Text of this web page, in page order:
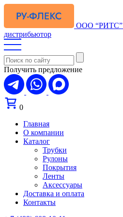
ООО “РИТС”
дистрибьютор
Получить предложение
0
Главная
О компании
Каталог
Трубки
Рулоны
Покрытия
Ленты
Аксессуары
Доставка и оплата
Контакты